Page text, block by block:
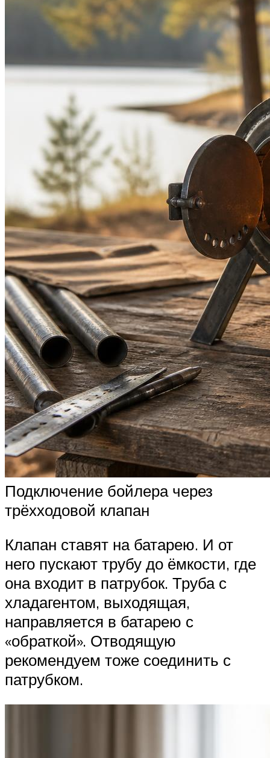
Подключение бойлера через
трёхходовой клапан
Клапан ставят на батарею. И от
него пускают трубу до ёмкости, где
она входит в патрубок. Труба с
хладагентом, выходящая,
направляется в батарею с
«обраткой». Отводящую
рекомендуем тоже соединить с
патрубком.